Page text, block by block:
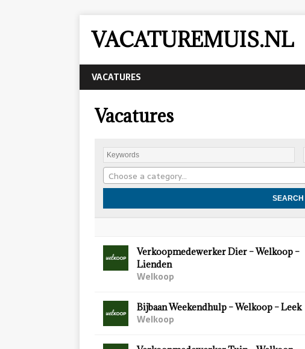
VACATUREMUIS.NL
VACATURES
Vacatures
Choose a category…
Verkoopmedewerker Dier – Welkoop –
Lienden
Welkoop
Bijbaan Weekendhulp – Welkoop – Leek
Welkoop